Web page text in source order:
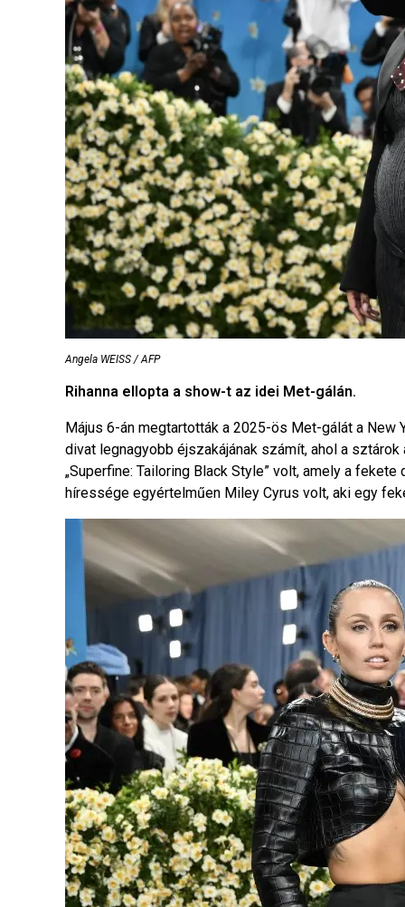
Angela WEISS / AFP
Rihanna ellopta a show-t az idei Met-gálán.
Május 6-án megtartották a 2025-ös Met-gálát a
divat legnagyobb éjszakájának számít, ahol a
„Superfine: Tailoring Black Style” volt, amely a
híressége egyértelműen Miley Cyrus volt, aki egy